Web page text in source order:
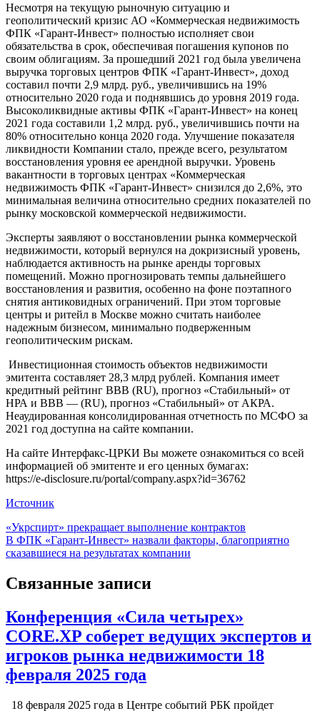
Несмотря на текущую рыночную ситуацию и
геополитический кризис АО «Коммерческая недвижимость
ФПК «Гарант-Инвест» полностью исполняет свои
обязательства в срок, обеспечивая погашения купонов по
своим облигациям. За прошедший 2021 год была увеличена
выручка торговых центров ФПК «Гарант-Инвест», доход
составил почти 2,9 млрд. руб., увеличившись на 19%
относительно 2020 года и поднявшись до уровня 2019 года.
Высоколиквидные активы ФПК «Гарант-Инвест» на конец
2021 года составили 1,2 млрд. руб., увеличившись почти на
80% относительно конца 2020 года. Улучшение показателя
ликвидности Компании стало, прежде всего, результатом
восстановления уровня ее арендной выручки. Уровень
вакантности в торговых центрах «Коммерческая
недвижимость ФПК «Гарант-Инвест» снизился до 2,6%, это
минимальная величина относительно средних показателей по
рынку московской коммерческой недвижимости.
Эксперты заявляют о восстановлении рынка коммерческой
недвижимости, который вернулся на докризисный уровень,
наблюдается активность на рынке аренды торговых
помещений. Можно прогнозировать темпы дальнейшего
восстановления и развития, особенно на фоне поэтапного
снятия антиковидных ограничений. При этом торговые
центры и ритейл в Москве можно считать наиболее
надежным бизнесом, минимально подверженным
геополитическим рискам.
Инвестиционная стоимость объектов недвижимости
эмитента составляет 28,3 млрд рублей. Компания имеет
кредитный рейтинг BBB (RU), прогноз «Стабильный» от
НРА и BBB — (RU), прогноз «Стабильный» от АКРА.
Неаудированная консолидированная отчетность по МСФО за
2021 год доступна на сайте компании.
На сайте Интерфакс-ЦРКИ Вы можете ознакомиться со всей
информацией об эмитенте и его ценных бумагах:
https://e-disclosure.ru/portal/company.aspx?id=36762
Источник
Навигация
по
«Укрспирт» прекращает выполнение контрактов
В ФПК «Гарант-Инвест» назвали факторы, благоприятно
сказавшиеся на результатах компании
Связанные записи
Конференция «Сила четырех»
CORE.XP соберет ведущих экспертов и
игроков рынка недвижимости 18
февраля 2025 года
18 февраля 2025 года в Центре событий РБК пройдет